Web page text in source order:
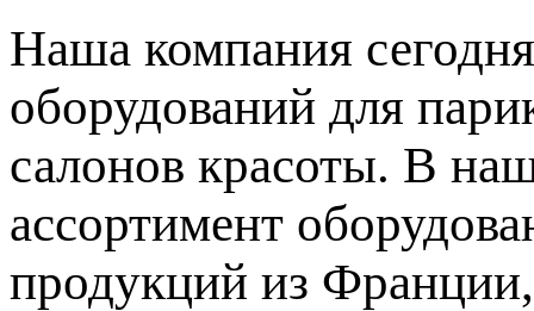
Наша компания
оборудований для
салонов красоты. В
ассортимент
продукций из